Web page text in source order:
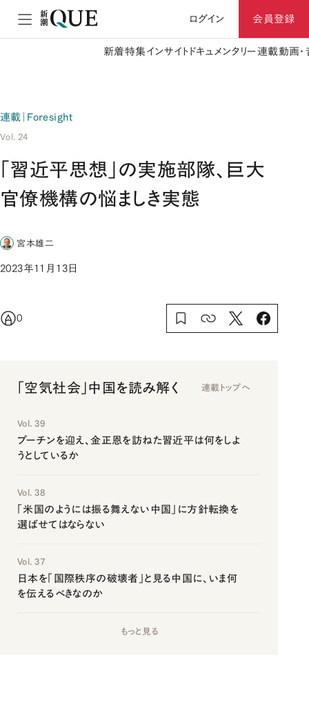
ログイン 会員登録
新着特集 インサイト ドキュメンタリー 連載動画
連載｜Foresight
Vol. 24
「習近平思想」の実施部隊、巨大
官僚機構の悩ましき実態
宮本雄二
2023年11月13日
0
「空気社会」中国を読み解く 連載トップへ
Vol. 39
プーチンを迎え、金正恩を訪ねた習近平は何をしよ
うとしているか
Vol. 38
「米国のようには振る舞えない中国」に方針転換を
選ばせてはならない
Vol. 37
日本を「国際秩序の破壊者」と見る中国に、いま何
を伝えるべきなのか
もっと見る